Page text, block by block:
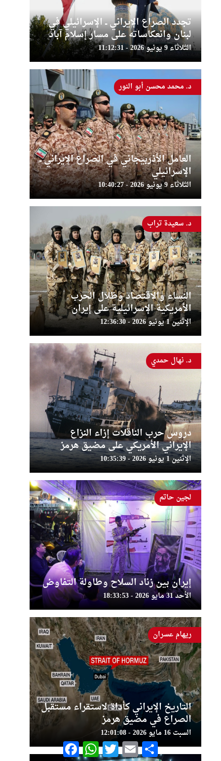
تجدد الصراع الإيراني ــ الإسرائيلي في
لبنان وانعكاساته على مسار إسلام آباد
الثلاثاء 9 يونيو 2026 - 11:12:31
العامل الأذربيجاني في الصراع الإيراني ــ
الإسرائيلي
الثلاثاء 9 يونيو 2026 - 10:40:27
د. محمد محسن أبو النور
النساء والاقتصاد وظلال الحرب
الأمريكية الإسرائيلية على إيران
الإثنين 1 يونيو 2026 - 12:36:30
د. سعيدة تراب
دروس حرب الناقلات إزاء النزاع
الإيراني الأمريكي على مضيق هرمز
الإثنين 1 يونيو 2026 - 10:35:39
د. نهال حمدي
إيران بين زناد السلاح وطاولة التفاوض
الأحد 31 مايو 2026 - 18:33:53
لجين حاتم
التاريخ الإيراني كأداة لاستقراء مستقبل
الصراع في مضيق هرمز
السبت 16 مايو 2026 - 12:01:08
ريهام عسران
FacebookWhatsAppTwitter Email Share